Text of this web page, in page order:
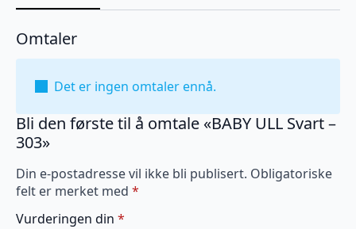
Omtaler
Det er ingen omtaler ennå.
Bli den første til å omtale «BABY ULL Svart –
303»
Din e-postadresse vil ikke bli publisert. Obligatoriske
felt er merket med *
Vurderingen din *